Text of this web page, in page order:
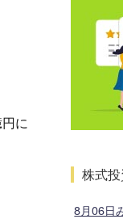
に
株式
8月06日